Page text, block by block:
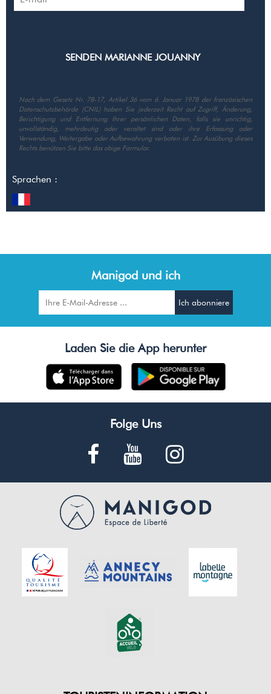
Nach dem Gesetz Nr. 78-17, Artikel 36 vom 6. Januar 1978 der französischen
Datenschutzbehörde (CNIL) haben Sie jederzeit Recht auf Zugriff, Änderung,
Berichtigung und Entfernung Ihrer persönlichen Daten, falls sie unrichtig,
unvollständig, mehrdeutig oder veraltet sind oder ihre Erfassung oder
Verwendung, Weitergabe oder Aufbewahrung verboten ist. Zur Ausübung dieses
Rechts benützen Sie bitte das obige Formular.
Sprachen :
Manigod und ich
Folge Uns
Laden Sie die App herunter